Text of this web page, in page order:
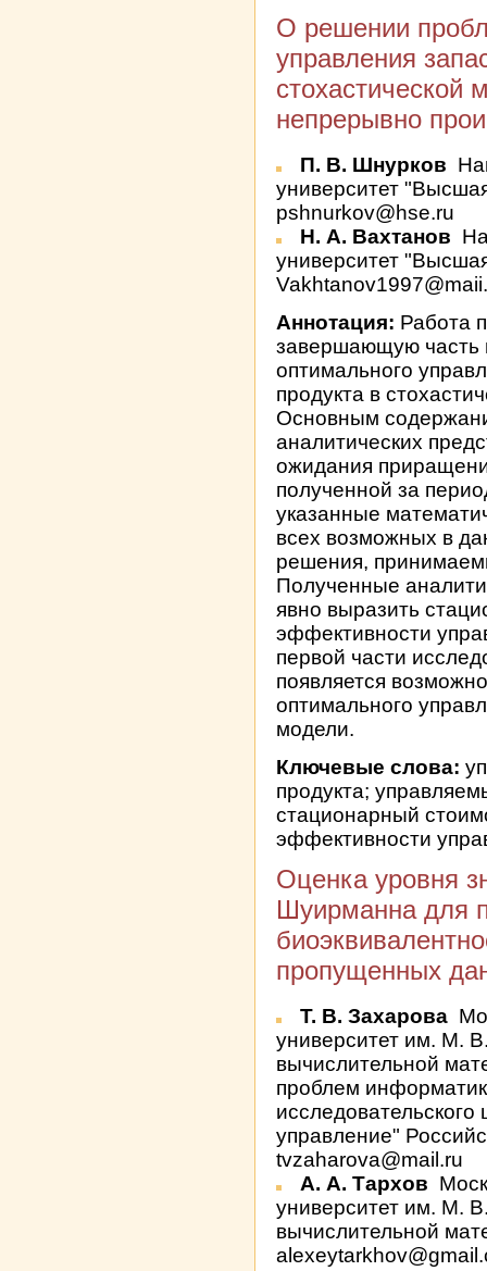
О решении
управления
стохастической
непрерывно
П. В. Шнурков
университет
pshnurkov@hse.ru
Н. А. Вахтанов
университет
Аннотация: Работа
завершающую часть
оптимального
продукта в
Основным
аналитических
ожидания
полученной за
указанные
всех возможных в
решения,
Полученные
явно выразить
эффективности
первой части
появляется
оптимального
модели.
Ключевые слова:
продукта;
стационарный
эффективности
Оценка уровня
Шуирманна для
пропущенных
Т. В. Захарова
университет им. М.
вычислительной
проблем
управление"
tvzaharova@mail.ru
А. А. Тархов
университет им. М.
вычислительной